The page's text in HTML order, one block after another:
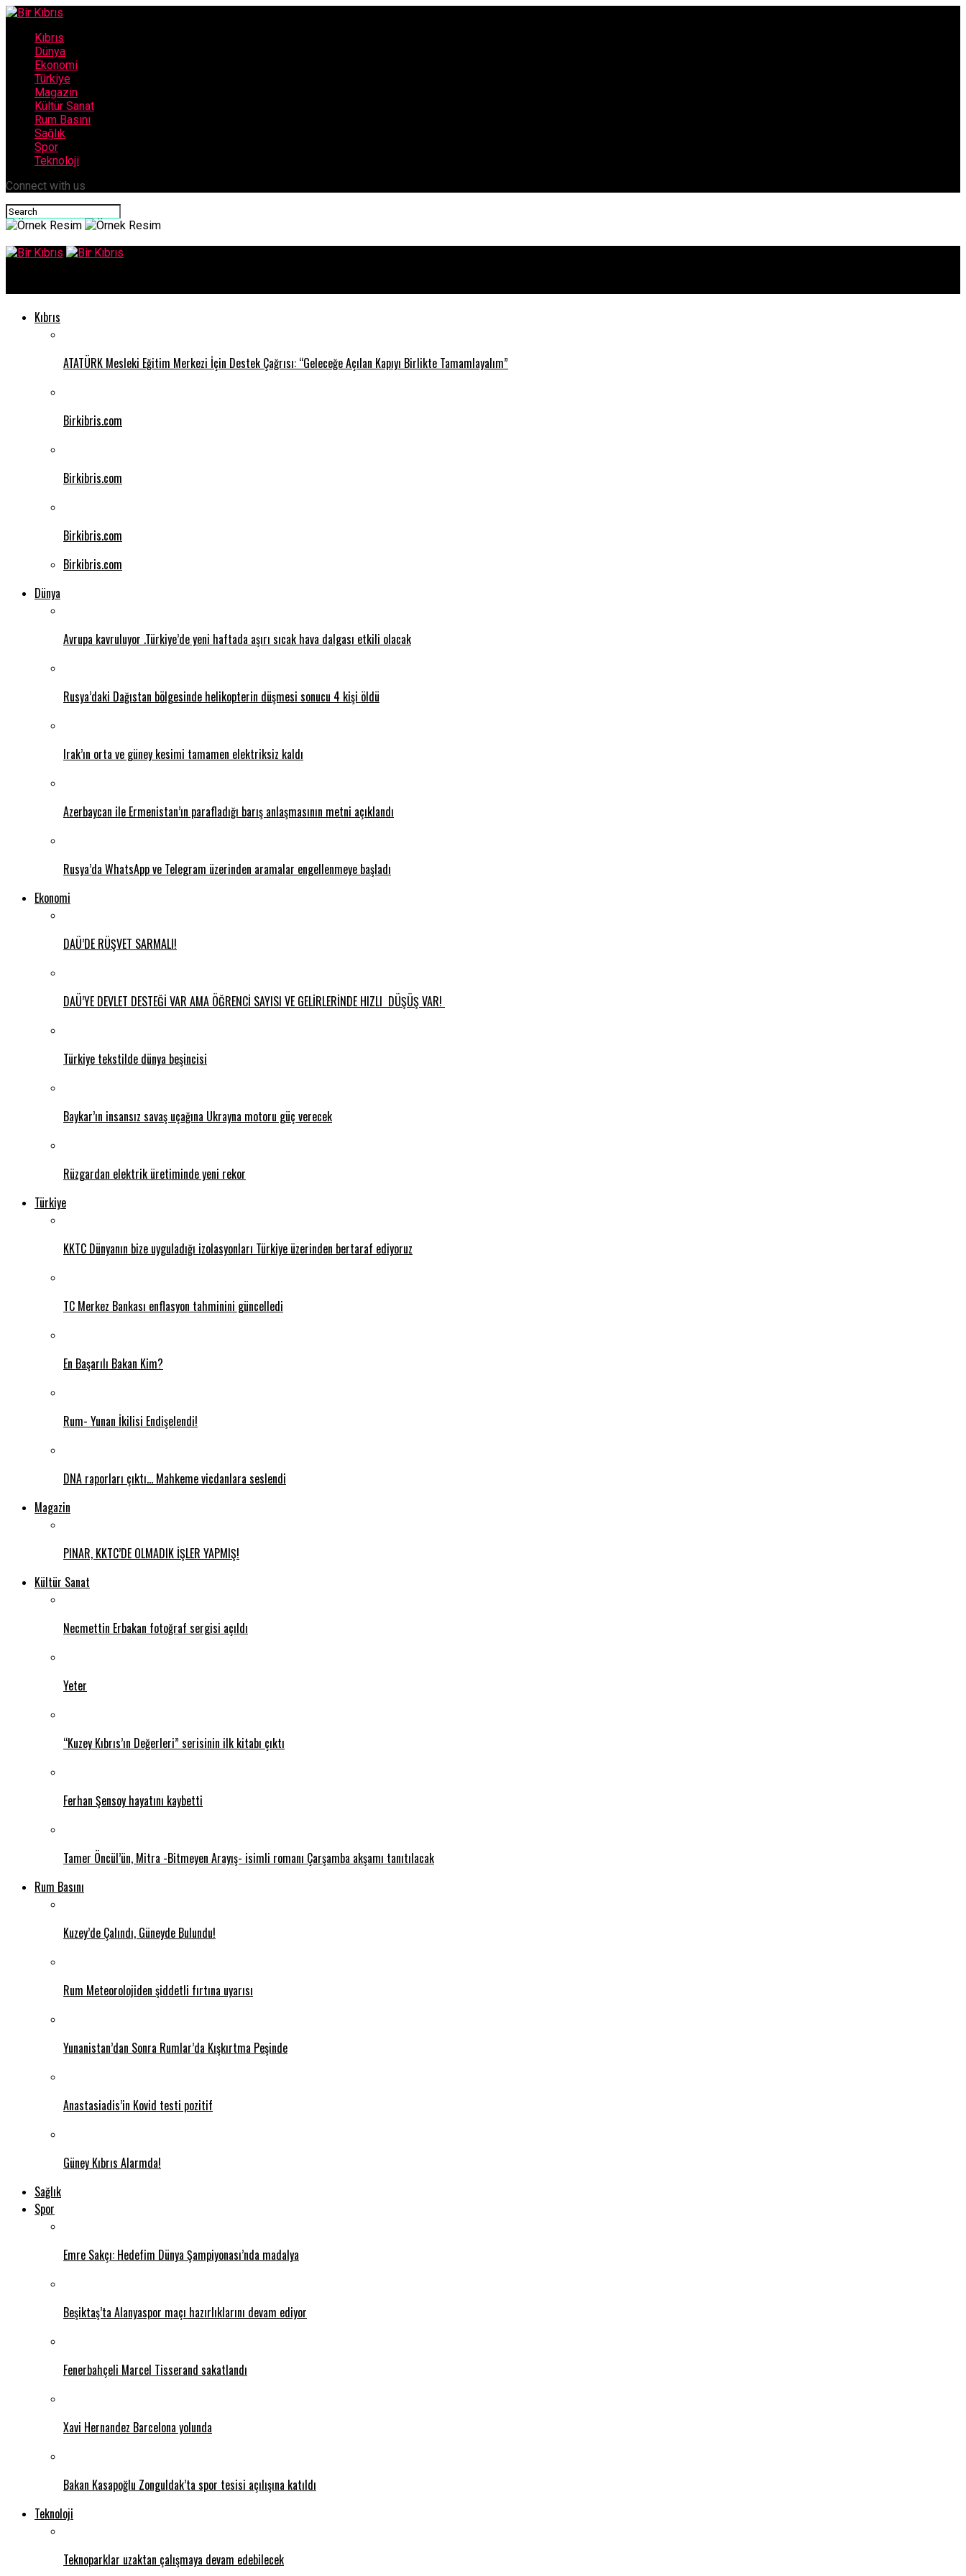
Kıbrıs
Dünya
Ekonomi
Türkiye
Magazin
Kültür Sanat
Rum Basını
Sağlık
Spor
Teknoloji
Connect with us
Kıbrıs
ATATÜRK Mesleki Eğitim Merkezi İçin Destek Çağrısı: “Geleceğe Açılan Kapıyı Birlikte Tamamlayalım”
Birkibris.com
Birkibris.com
Birkibris.com
Birkibris.com
Dünya
Avrupa kavruluyor .Türkiye’de yeni haftada aşırı sıcak hava dalgası etkili olacak
Rusya’daki Dağıstan bölgesinde helikopterin düşmesi sonucu 4 kişi öldü
Irak’ın orta ve güney kesimi tamamen elektriksiz kaldı
Azerbaycan ile Ermenistan’ın parafladığı barış anlaşmasının metni açıklandı
Rusya’da WhatsApp ve Telegram üzerinden aramalar engellenmeye başladı
Ekonomi
DAÜ’DE RÜŞVET SARMALI!
DAÜ’YE DEVLET DESTEĞİ VAR AMA ÖĞRENCİ SAYISI VE GELİRLERİNDE HIZLI DÜŞÜŞ VAR!
Türkiye tekstilde dünya beşincisi
Baykar’ın insansız savaş uçağına Ukrayna motoru güç verecek
Rüzgardan elektrik üretiminde yeni rekor
Türkiye
KKTC Dünyanın bize uyguladığı izolasyonları Türkiye üzerinden bertaraf ediyoruz
TC Merkez Bankası enflasyon tahminini güncelledi
En Başarılı Bakan Kim?
Rum- Yunan İkilisi Endişelendi!
DNA raporları çıktı… Mahkeme vicdanlara seslendi
Magazin
PINAR, KKTC’DE OLMADIK İŞLER YAPMIŞ!
Kültür Sanat
Necmettin Erbakan fotoğraf sergisi açıldı
Yeter
“Kuzey Kıbrıs’ın Değerleri” serisinin ilk kitabı çıktı
Ferhan Şensoy hayatını kaybetti
Tamer Öncül’ün, Mitra -Bitmeyen Arayış- isimli romanı Çarşamba akşamı tanıtılacak
Rum Basını
Kuzey’de Çalındı, Güneyde Bulundu!
Rum Meteorolojiden şiddetli fırtına uyarısı
Yunanistan’dan Sonra Rumlar’da Kışkırtma Peşinde
Anastasiadis’in Kovid testi pozitif
Güney Kıbrıs Alarmda!
Sağlık
Spor
Emre Sakçı: Hedefim Dünya Şampiyonası’nda madalya
Beşiktaş’ta Alanyaspor maçı hazırlıklarını devam ediyor
Fenerbahçeli Marcel Tisserand sakatlandı
Xavi Hernandez Barcelona yolunda
Bakan Kasapoğlu Zonguldak’ta spor tesisi açılışına katıldı
Teknoloji
Teknoparklar uzaktan çalışmaya devam edebilecek